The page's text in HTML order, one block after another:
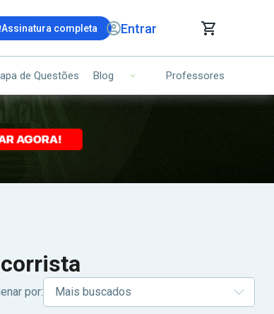
Assinatura completa Entrar
COMPRAS
ainda está vazio.
de Questões Blog Professores
por: